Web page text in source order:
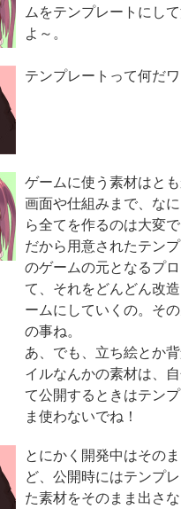
ムをテンプレートにし
よ～。
テンプレートって何だワ
ゲームに使う素材はと
画面や仕組みまで、な
ら全てを作るのは大変で
だから用意されたテン
のゲームの元となるプ
て、それをどんどん改
ームにしていくの。そ
の事ね。
あ、でも、立ち絵とか
イルなんかの素材は、
て公開するときはテン
ま使わないでね！
とにかく開発中はその
ど、公開時にはテンプ
た素材をそのまま出さ